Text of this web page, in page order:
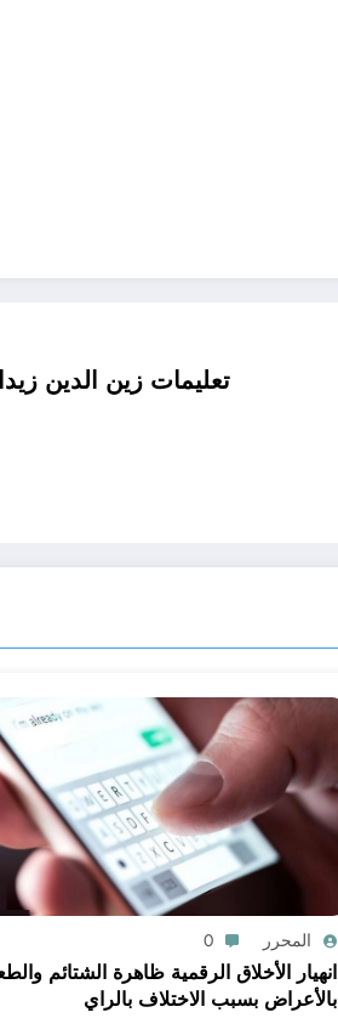
تعليمات زين الدين
المحرر 0
انهيار الأخلاق الرقمية ظاهرة الشتائم
بالأعراض بسبب الاختلاف بالراي